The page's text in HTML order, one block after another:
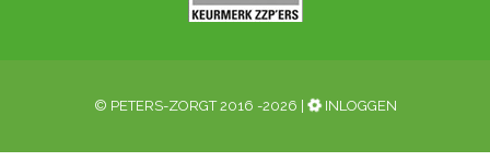
© PETERS-ZORGT 2016 -2026 | INLOGGEN